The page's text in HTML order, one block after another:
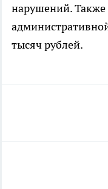
нарушений. Также
тысяч рублей.